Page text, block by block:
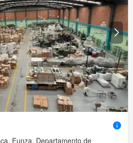
Funza, Departamento de